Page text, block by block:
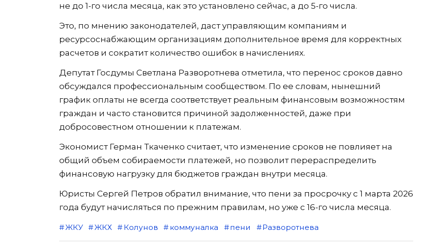
не до 1-го числа месяца, как это установлено сейчас, а до 5-го числа.
Это, по мнению законодателей, даст управляющим компаниям и
ресурсоснабжающим организациям дополнительное время для корректных
расчетов и сократит количество ошибок в начислениях.
Депутат Госдумы Светлана Разворотнева отметила, что перенос сроков давно
обсуждался профессиональным сообществом. По ее словам, нынешний
график оплаты не всегда соответствует реальным финансовым возможностям
граждан и часто становится причиной задолженностей, даже при
добросовестном отношении к платежам.
Экономист Герман Ткаченко считает, что изменение сроков не повлияет на
общий объем собираемости платежей, но позволит перераспределить
финансовую нагрузку для бюджетов граждан внутри месяца.
Юристы Сергей Петров обратил внимание, что пени за просрочку с 1 марта 2026
года будут начисляться по прежним правилам, но уже с 16-го числа месяца.
ЖКУ ЖКХ Колунов коммуналка пени Разворотнева